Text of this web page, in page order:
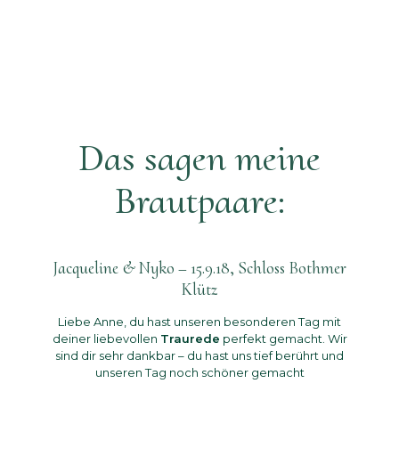
Das sagen meine
Brautpaare:
Jacqueline & Nyko – 15.9.18, Schloss Bothmer
Klütz
Liebe Anne, du hast unseren besonderen Tag mit
deiner liebevollen Traurede perfekt gemacht. Wir
sind dir sehr dankbar – du hast uns tief berührt und
unseren Tag noch schöner gemacht